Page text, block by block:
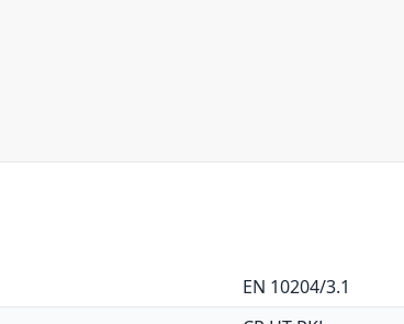
EN 10204/3.1